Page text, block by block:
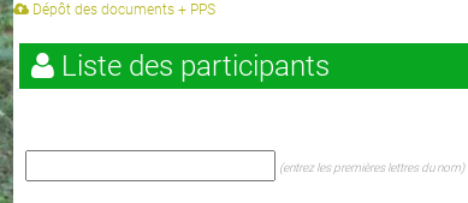
Dépôt des documents + PPS
Liste des participants
(entrez les premières lettres du nom)